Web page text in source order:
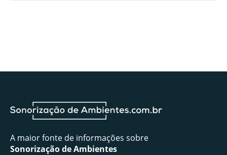
A maior fonte de informações sobre
Sonorização de Ambientes